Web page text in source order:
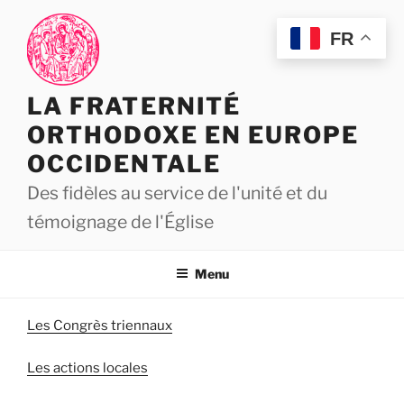
contenu
principal
LA FRATERNITÉ
ORTHODOXE EN EUROPE
OCCIDENTALE
Des fidèles au service de l'unité et du
témoignage de l'Église
Menu
Les Congrès triennaux
Les actions locales
FR